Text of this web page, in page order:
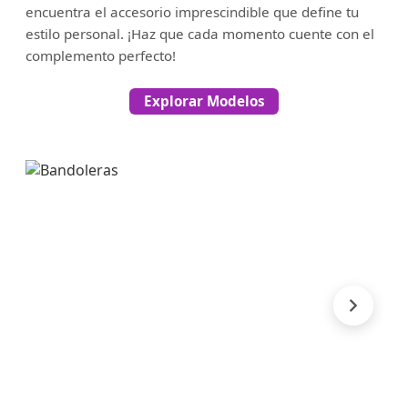
encuentra el accesorio imprescindible que define tu
estilo personal. ¡Haz que cada momento cuente con el
complemento perfecto!
Explorar Modelos